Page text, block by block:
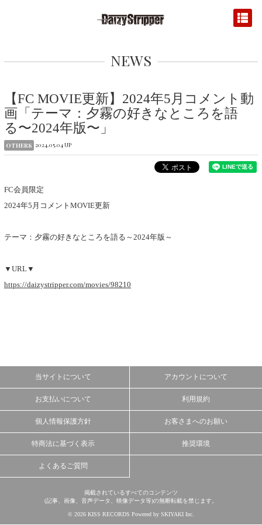
NEWS
【FC MOVIE更新】2024年5月コメント動
画「テーマ：夕霧の好きなところを語
る〜2024年版〜」
OTHERS 2024.05.04 UP
FC会員限定
2024年5月コメントMOVIE更新
テーマ：夕霧の好きなところを語る～2024年版～
▼URL▼
https://daizystripper.com/movies/98210
当サイトについて アカウントについて
お支払いについて 利用規約
個人情報保護方針 お客さまへのお願い
特商法に基づく表示 推奨環境
よくあるご質問
掲載されているすべてのコンテンツ
(記事、画像、音声データ、映像データ等)の無断転載を禁じます。
© 2026 KISS RECORDS Powered by SKIYAKI Inc.